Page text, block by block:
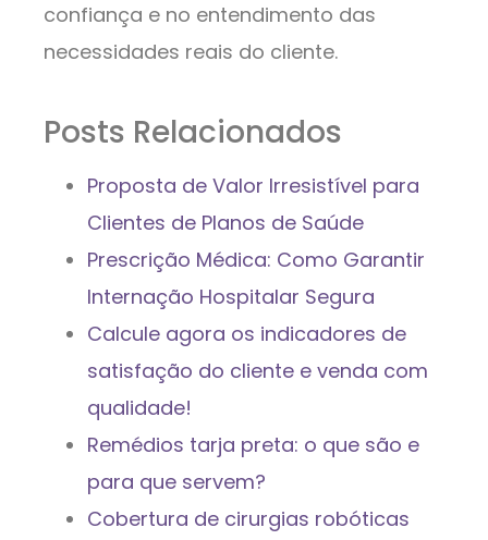
confiança e no entendimento das
necessidades reais do cliente.
Posts Relacionados
Proposta de Valor Irresistível para
Clientes de Planos de Saúde
Prescrição Médica: Como Garantir
Internação Hospitalar Segura
Calcule agora os indicadores de
satisfação do cliente e venda com
qualidade!
Remédios tarja preta: o que são e
para que servem?
Cobertura de cirurgias robóticas